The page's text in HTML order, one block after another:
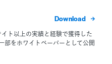
ト以上の実績と経験で獲得した
部をホワイトペーパーとして公開
ダウン